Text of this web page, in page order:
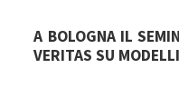
A BOLOGNA IL
VERITAS SU